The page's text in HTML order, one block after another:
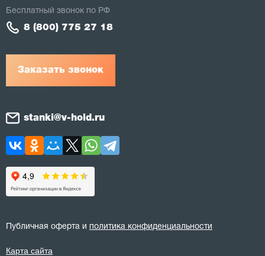
Заказать звонок
Бесплатный звонок по РФ
8 (800) 775 27 18
stanki@v-hold.ru
Публичная оферта и политика конфиденциальности
Карта сайта